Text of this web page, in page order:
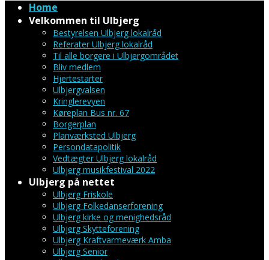
Home
Velkommen til Ulbjerg
Bestyrelsen Ulbjerg lokalråd
Referater Ulbjerg lokalråd
Til alle borgere i Ulbjergområdet
Bliv medlem
Hjertestarter
Ulbjergvalsen
Kringlerevyen
Køreplan Bus nr. 67
Borgerplan
Planværksted Ulbjerg
Persondatapolitik
Vedtægter Ulbjerg lokalråd
Ulbjerg musikfestival 2022
Ulbjerg på nettet
Ulbjerg Friskole
Ulbjerg Folkedanserforening
Ulbjerg kirke og menighedsråd
Ulbjerg Skytteforening
Ulbjerg Kraftvarmeværk Amba
Ulbjerg Senior